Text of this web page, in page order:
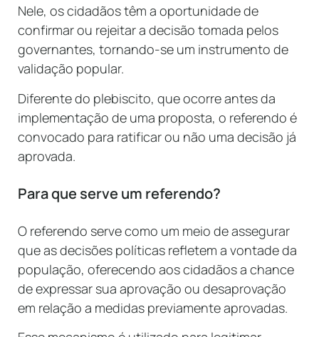
Nele, os cidadãos têm a oportunidade de
confirmar ou rejeitar a decisão tomada pelos
governantes, tornando-se um instrumento de
validação popular.
Diferente do plebiscito, que ocorre antes da
implementação de uma proposta, o referendo é
convocado para ratificar ou não uma decisão já
aprovada.
Para que serve um referendo?
O referendo serve como um meio de assegurar
que as decisões políticas refletem a vontade da
população, oferecendo aos cidadãos a chance
de expressar sua aprovação ou desaprovação
em relação a medidas previamente aprovadas.